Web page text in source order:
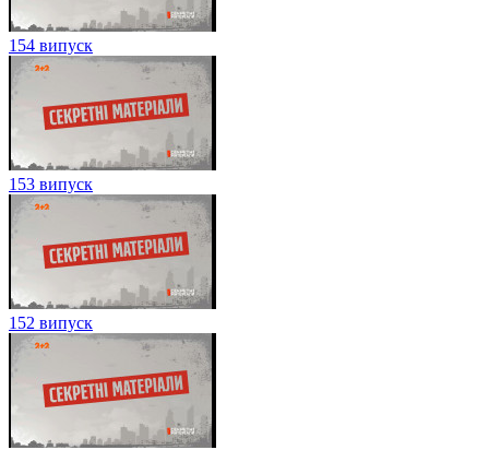
154 випуск
153 випуск
152 випуск